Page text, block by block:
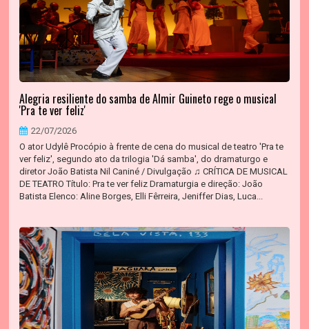
Alegria resiliente do samba de Almir Guineto rege o musical
'Pra te ver feliz'
22/07/2026
O ator Udylê Procópio à frente de cena do musical de teatro 'Pra te
ver feliz', segundo ato da trilogia 'Dá samba', do dramaturgo e
diretor João Batista Nil Caniné / Divulgação ♫ CRÍTICA DE MUSICAL
DE TEATRO Título: Pra te ver feliz Dramaturgia e direção: João
Batista Elenco: Aline Borges, Elli Fêrreira, Jeniffer Dias, Luca...